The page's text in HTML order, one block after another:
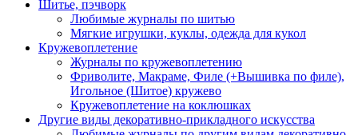
Шитье, пэчворк
Любимые журналы по шитью
Мягкие игрушки, куклы, одежда для кукол
Кружевоплетение
Журналы по кружевоплетению
Фриволите, Макраме, Филе (+Вышивка по филе),
Игольное (Шитое) кружево
Кружевоплетение на коклюшках
Другие виды декоративно-прикладного искусства